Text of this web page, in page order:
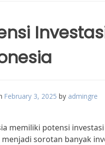
February 3, 2025 by admingre
memiliki potensi
menjadi sorotan banyak